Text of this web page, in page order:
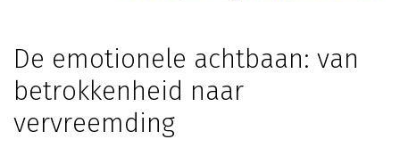
De emotionele achtbaan: van
betrokkenheid naar
vervreemding